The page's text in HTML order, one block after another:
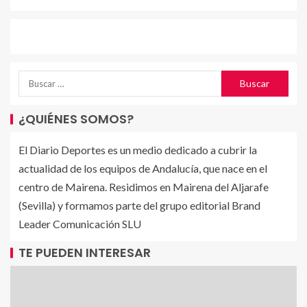
¿QUIÉNES SOMOS?
El Diario Deportes es un medio dedicado a cubrir la
actualidad de los equipos de Andalucía, que nace en el
centro de Mairena. Residimos en Mairena del Aljarafe
(Sevilla) y formamos parte del grupo editorial Brand
Leader Comunicación SLU
TE PUEDEN INTERESAR